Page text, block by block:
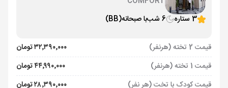
3 ستاره
6 شب با صبحانه(BB)
قیمت 2 تخته (هرنفر)
۳۲٬۳۹۰٬۰۰۰ تومان
قیمت 1 تخته (هرنفر)
۴۴٬۹۹۰٬۰۰۰ تومان
قیمت کودک با تخت (هر نفر)
۲۸٬۳۹۰٬۰۰۰ تومان